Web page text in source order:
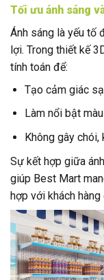
Tối ưu ánh sáng
Ánh sáng là yếu tố
lợi. Trong thiết kế
tính toán để:
Tạo cảm giác
Làm nổi bật
Không gây
Sự kết hợp giữa
giúp Best Mart
hợp với khách